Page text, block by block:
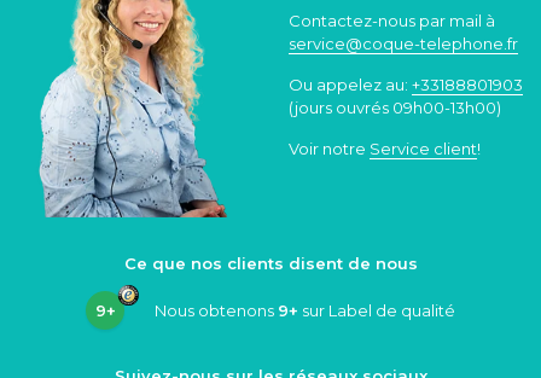
Contactez-nous par mail à
service@coque-telephone.fr
Ou appelez au: +33188801903
(jours ouvrés 09h00-13h00)
Voir notre Service client!
Ce que nos clients disent de nous
9+ Nous obtenons 9+ sur Label de qualité